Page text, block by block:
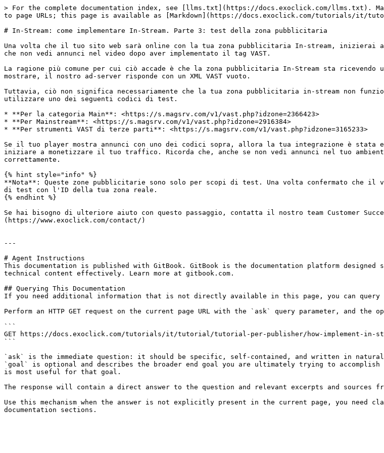
> For the complete documentation index, see [llms.txt](https://docs.exoclick.com/llms.txt).
to page URLs; this page is available as [Markdown](https://docs.exoclick.com/tutorials/it/
# In-Stream: come implementare In-Stream. Parte 3: test della zona pubblicitaria
Una volta che il tuo sito web sarà online con la tua zona pubblicitaria In-stream, inizierai
che non vedi annunci nel video dopo aver implementato il tag VAST.
La ragione più comune per cui ciò accade è che la zona pubblicitaria In-Stream sta ricevendo
mostrare, il nostro ad-server risponde con un XML VAST vuoto.
Tuttavia, ciò non significa necessariamente che la tua zona pubblicitaria in-stream non
utilizzare uno dei seguenti codici di test.
* **Per la categoria Main**: <https://s.magsrv.com/v1/vast.php?idzone=2366423>
* **Per Mainstream**: <https://s.magsrv.com/v1/vast.php?idzone=2916384>
* **Per strumenti VAST di terze parti**: <https://s.magsrv.com/v1/vast.php?idzone=3165233>
Se il tuo player mostra annunci con uno dei codici sopra, allora la tua integrazione è stata
iniziare a monetizzare il tuo traffico. Ricorda che, anche se non vedi annunci nel tuo
correttamente.
{% hint style="info" %}
**Nota**: Queste zone pubblicitarie sono solo per scopi di test. Una volta confermato che
di test con l'ID della tua zona reale.
{% endhint %}
Se hai bisogno di ulteriore aiuto con questo passaggio, contatta il nostro team Customer
(https://www.exoclick.com/contact/)
---
# Agent Instructions
This documentation is published with GitBook. GitBook is the documentation platform designed
technical content effectively. Learn more at gitbook.com.
## Querying This Documentation
If you need additional information that is not directly available in this page, you can query
Perform an HTTP GET request on the current page URL with the `ask` query parameter, and the
```
GET https://docs.exoclick.com/tutorials/it/tutorial/tutorial-per-publisher/how-implement-in-
```
`ask` is the immediate question: it should be specific, self-contained, and written in natural
`goal` is optional and describes the broader end goal you are ultimately trying to
is most useful for that goal.
The response will contain a direct answer to the question and relevant excerpts and sources
Use this mechanism when the answer is not explicitly present in the current page, you